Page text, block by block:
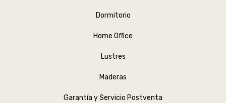
Dormitorio
Home Office
Lustres
Maderas
Garantía y Servicio Postventa